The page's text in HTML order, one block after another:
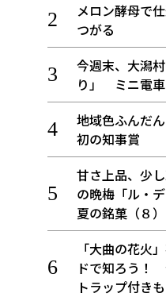
メロン酵母で
つがる
今週末、大潟
り」 ミニ電
地域色ふんだ
初の知事賞
甘さ上品、少
の晩梅「ル・
夏の銘菓（８）
「大曲の花火
ドで知ろう！
トラップ付きも